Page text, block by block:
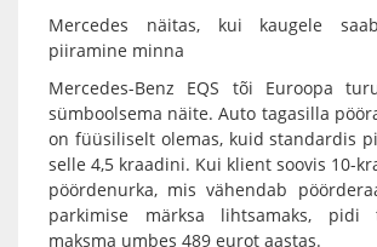
Mercedes näitas, kui kaugele
piiramine minna
Mercedes-Benz EQS tõi Euroopa
sümboolsema näite. Auto tagasilla
on füüsiliselt olemas, kuid standardis
selle 4,5 kraadini. Kui klient soovis 10-
pöördenurka, mis vähendab
parkimise märksa lihtsamaks, pidi
maksma umbes 489 eurot aastas.